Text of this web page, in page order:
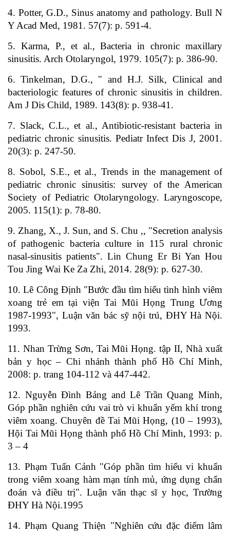
4. Potter, G.D., Sinus anatomy and pathology. Bull N
Y Acad Med, 1981. 57(7): p. 591-4.
5. Karma, P., et al., Bacteria in chronic maxillary
sinusitis. Arch Otolaryngol, 1979. 105(7): p. 386-90.
6. Tinkelman, D.G., " and H.J. Silk, Clinical and
bacteriologic features of chronic sinusitis in children.
Am J Dis Child, 1989. 143(8): p. 938-41.
7. Slack, C.L., et al., Antibiotic-resistant bacteria in
pediatric chronic sinusitis. Pediatr Infect Dis J, 2001.
20(3): p. 247-50.
8. Sobol, S.E., et al., Trends in the management of
pediatric chronic sinusitis: survey of the American
Society of Pediatric Otolaryngology. Laryngoscope,
2005. 115(1): p. 78-80.
9. Zhang, X., J. Sun, and S. Chu ,, "Secretion analysis
of pathogenic bacteria culture in 115 rural chronic
nasal-sinusitis patients". Lin Chung Er Bi Yan Hou
Tou Jing Wai Ke Za Zhi, 2014. 28(9): p. 627-30.
10. Lê Công Định "Bước đầu tìm hiểu tình hình viêm
xoang trẻ em tại viện Tai Mũi Họng Trung Ương
1987-1993", Luận văn bác sỹ nội trú, ĐHY Hà Nội.
1993.
11. Nhan Trừng Sơn, Tai Mũi Họng. tập II, Nhà xuất
bản y học – Chi nhánh thành phố Hồ Chí Minh,
2008: p. trang 104-112 và 447-442.
12. Nguyễn Đình Bảng and Lê Trần Quang Minh,
Góp phần nghiên cứu vai trò vi khuẩn yếm khí trong
viêm xoang. Chuyên đề Tai Mũi Họng, (10 – 1993),
Hội Tai Mũi Họng thành phố Hồ Chí Minh, 1993: p.
3 – 4
13. Phạm Tuấn Cảnh "Góp phần tìm hiểu vi khuẩn
trong viêm xoang hàm mạn tính mủ, ứng dụng chẩn
đoán và điều trị". Luận văn thạc sĩ y học, Trường
ĐHY Hà Nội.1995
14. Phạm Quang Thiện "Nghiên cứu đặc điểm lâm